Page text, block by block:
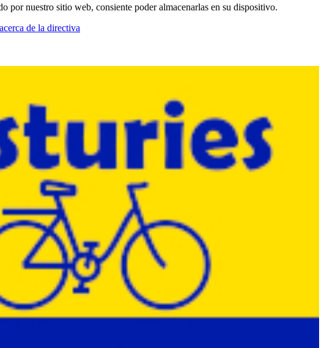
por nuestro sitio web, consiente poder almacenarlas en su dispositivo.
de la directiva